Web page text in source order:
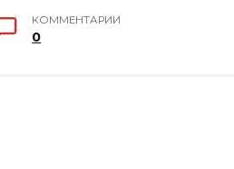
КОММЕНТАРИИ
0